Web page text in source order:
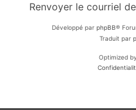
Renvoyer le courriel
Développé par phpBB®
Traduit par
Optimized